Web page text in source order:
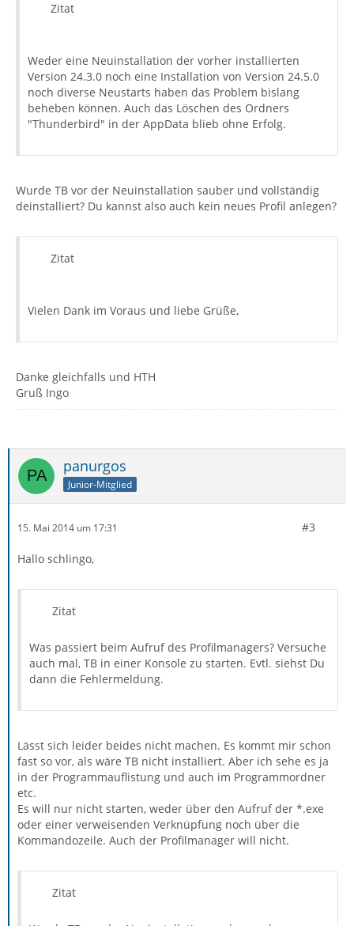
Zitat
Weder eine Neuinstallation der vorher installierten
Version 24.3.0 noch eine Installation von Version 24.5.0
noch diverse Neustarts haben das Problem bislang
beheben können. Auch das Löschen des Ordners
"Thunderbird" in der AppData blieb ohne Erfolg.
Wurde TB vor der Neuinstallation sauber und vollständig
deinstalliert? Du kannst also auch kein neues Profil anlegen?
Zitat
Vielen Dank im Voraus und liebe Grüße,
Danke gleichfalls und HTH
Gruß Ingo
panurgos
Junior-Mitglied
15. Mai 2014 um 17:31 #3
Hallo schlingo,
Zitat
Was passiert beim Aufruf des Profilmanagers? Versuche
auch mal, TB in einer Konsole zu starten. Evtl. siehst Du
dann die Fehlermeldung.
Lässt sich leider beides nicht machen. Es kommt mir schon
fast so vor, als wäre TB nicht installiert. Aber ich sehe es ja
in der Programmauflistung und auch im Programmordner
etc.
Es will nur nicht starten, weder über den Aufruf der *.exe
oder einer verweisenden Verknüpfung noch über die
Kommandozeile. Auch der Profilmanager will nicht.
Zitat